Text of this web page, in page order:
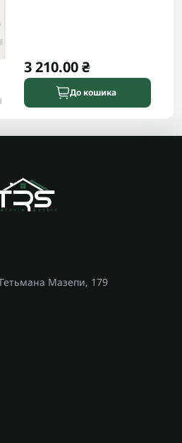
3 210.00 ₴
До кошика
Мазепи, 179